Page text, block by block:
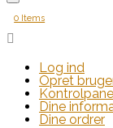
0 Items

Log ind
Opret
Dine
Dine ordrer